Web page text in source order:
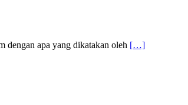
dengan apa yang dikatakan oleh […]